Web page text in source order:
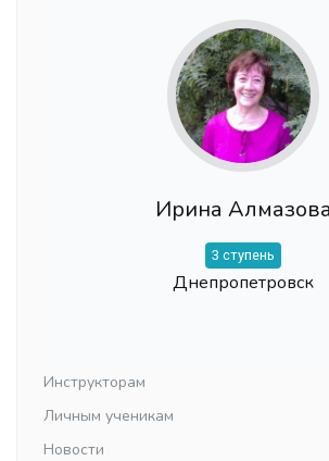
Ирина Алмазова
3 ступень
Днепропетровск
Инструкторам
Личным ученикам
Новости